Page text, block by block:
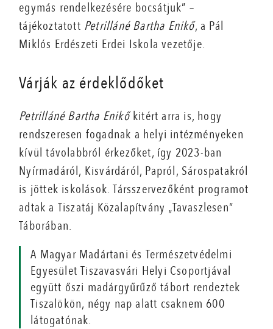
egymás rendelkezésére bocsátjuk” –
tájékoztatott Petrilláné Bartha Enikő, a Pál
Miklós Erdészeti Erdei Iskola vezetője.
Várják az érdeklődőket
Petrilláné Bartha Enikőkitért arra is, hogy
rendszeresen fogadnak a helyi intézményeken
kívül távolabbról érkezőket, így 2023-ban
Nyírmadáról, Kisvárdáról, Papról, Sárospatakról
is jöttek iskolások. Társszervezőként programot
adtak a Tiszatáj Közalapítvány „Tavaszlesen”
Táborában.
A Magyar Madártani és Természetvédelmi
Egyesület Tiszavasvári Helyi Csoportjával
együtt őszi madárgyűrűző tábort rendeztek
Tiszalökön, négy nap alatt csaknem 600
látogatónak.